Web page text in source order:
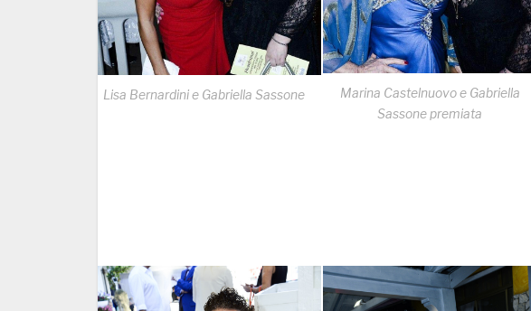
Lisa Bernardini e Gabriella Sassone
Marina Castelnuovo e Gabriella
Sassone premiata